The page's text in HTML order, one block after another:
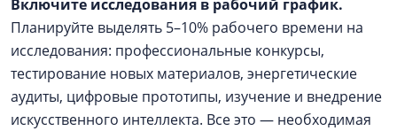
Включите исследования в рабочий график.
Планируйте выделять 5–10% рабочего времени на
исследования: профессиональные конкурсы,
тестирование новых материалов, энергетические
аудиты, цифровые прототипы, изучение и внедрение
искусственного интеллекта. Все это — необходимая